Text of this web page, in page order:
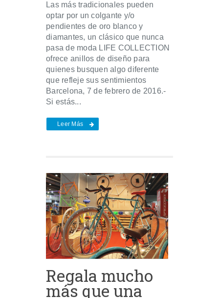
Las más tradicionales pueden
optar por un colgante y/o
pendientes de oro blanco y
diamantes, un clásico que nunca
pasa de moda LIFE COLLECTION
ofrece anillos de diseño para
quienes busquen algo diferente
que refleje sus sentimientos
Barcelona, 7 de febrero de 2016.-
Si estás...
Leer Más
Regala mucho
más que una